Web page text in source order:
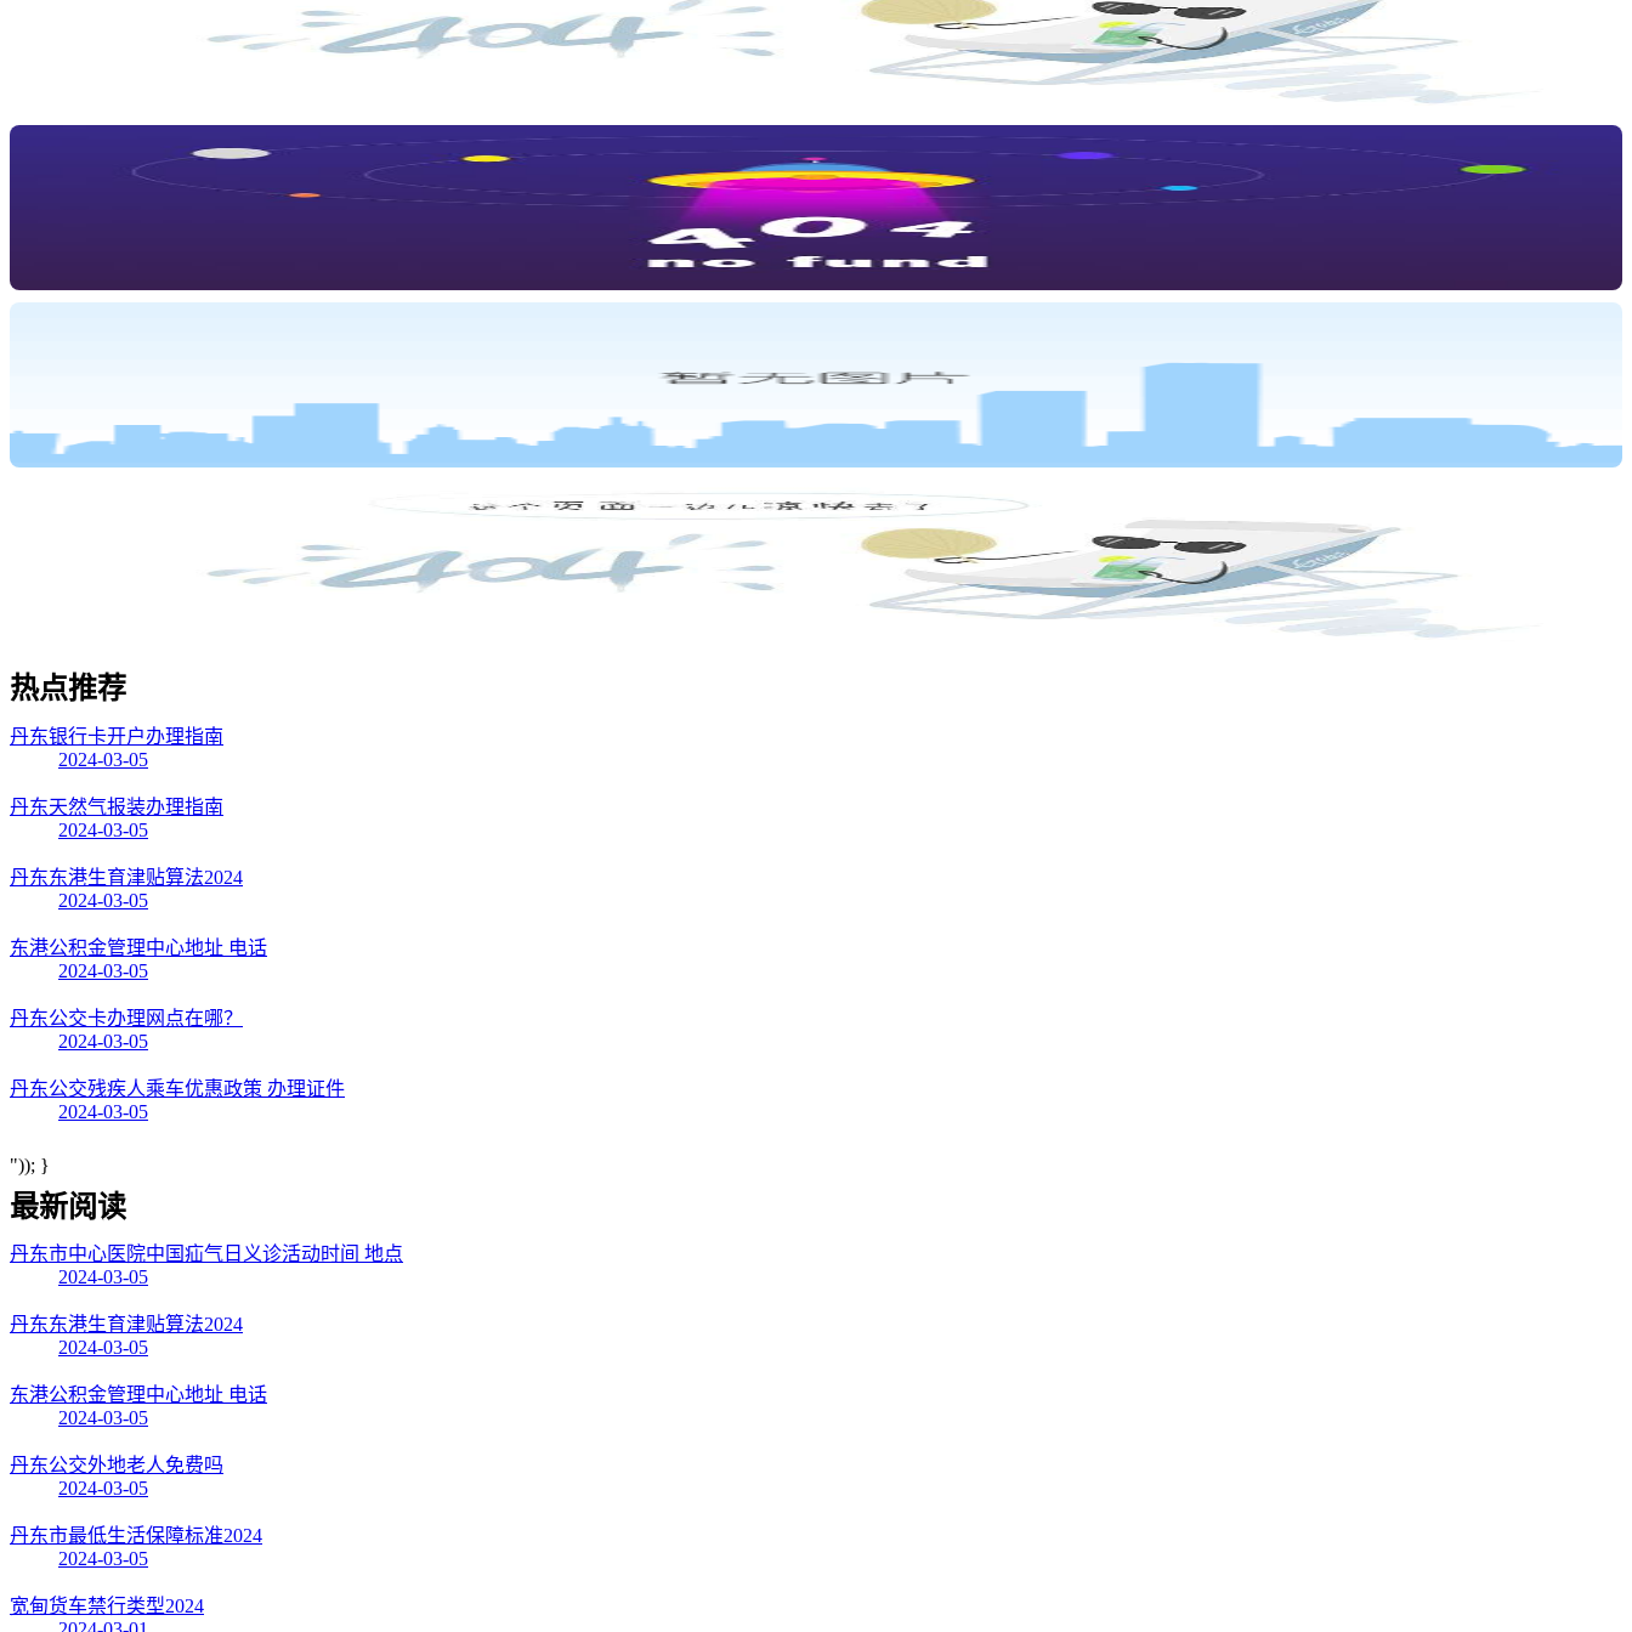
热点推荐
丹东银行卡开户办理指南
2024-03-05
丹东天然气报装办理指南
2024-03-05
丹东东港生育津贴算法2024
2024-03-05
东港公积金管理中心地址 电话
2024-03-05
丹东公交卡办理网点在哪？
2024-03-05
丹东公交残疾人乘车优惠政策 办理证件
2024-03-05
")); }
最新阅读
丹东市中心医院中国疝气日义诊活动时间 地点
2024-03-05
丹东东港生育津贴算法2024
2024-03-05
东港公积金管理中心地址 电话
2024-03-05
丹东公交外地老人免费吗
2024-03-05
丹东市最低生活保障标准2024
2024-03-05
宽甸货车禁行类型2024